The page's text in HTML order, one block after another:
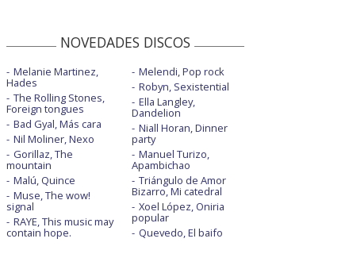
NOVEDADES DISCOS
Melanie Martinez,
Hades
The Rolling Stones,
Foreign tongues
Bad Gyal, Más cara
Nil Moliner, Nexo
Gorillaz, The
mountain
Malú, Quince
Muse, The wow!
signal
RAYE, This music may
contain hope.
Melendi, Pop rock
Robyn, Sexistential
Ella Langley,
Dandelion
Niall Horan, Dinner
party
Manuel Turizo,
Apambichao
Triángulo de Amor
Bizarro, Mi catedral
Xoel López, Oniria
popular
Quevedo, El baifo